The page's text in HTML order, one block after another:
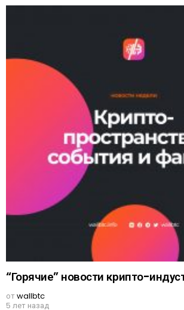
“Горячие” новости крипто-
отwallbtc
5 лет назад